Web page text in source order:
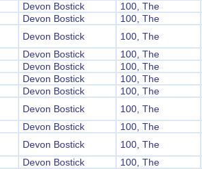
Devon Bostick
100, The
Devon Bostick
100, The
Devon Bostick
100, The
Devon Bostick
100, The
Devon Bostick
100, The
Devon Bostick
100, The
Devon Bostick
100, The
Devon Bostick
100, The
Devon Bostick
100, The
Devon Bostick
100, The
Devon Bostick
100, The